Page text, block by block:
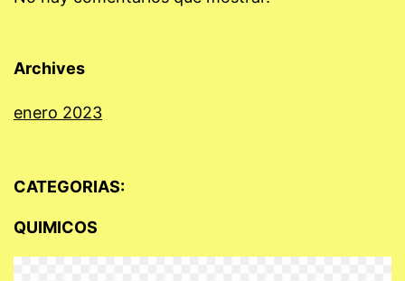
Archives
enero 2023
CATEGORIAS:
QUIMICOS